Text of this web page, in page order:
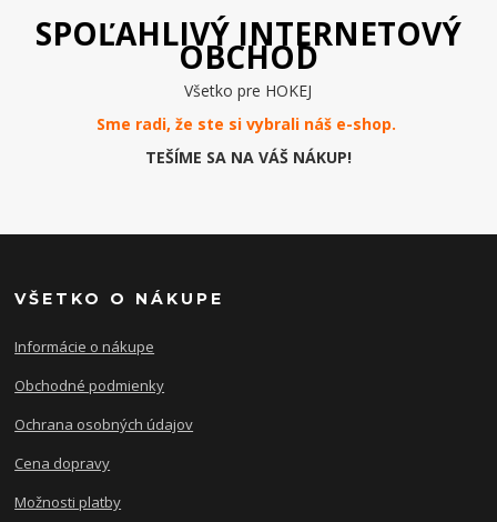
SPOĽAHLIVÝ INTERNETOVÝ
OBCHOD
Všetko pre HOKEJ
Sme radi, že ste si vybrali náš e-shop.
TEŠÍME SA NA VÁŠ NÁKUP!
VŠETKO O NÁKUPE
Informácie o nákupe
Obchodné podmienky
Ochrana osobných údajov
Cena dopravy
Možnosti platby